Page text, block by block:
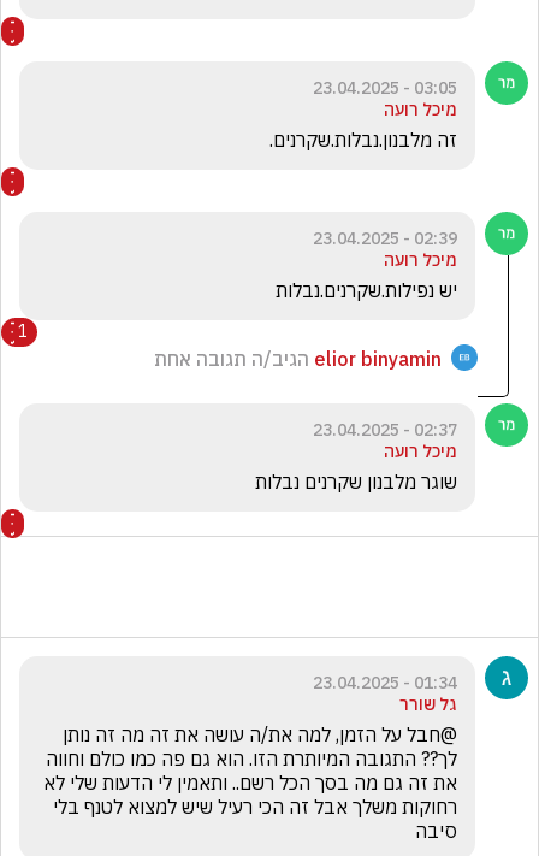
03:05 - 23.04.2025
מיכל רועה
זה מלבנון.נבלות.שקרנים.
02:39 - 23.04.2025
מיכל רועה
יש נפילות.שקרנים.נבלות
1
elior binyamin הגיב/ה תגובה אחת
02:37 - 23.04.2025
מיכל רועה
שוגר מלבנון שקרנים נבלות
01:34 - 23.04.2025
גל שורר
סיבה